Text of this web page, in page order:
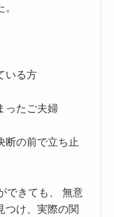
いる方
ったご夫婦
断の前で立ち止
できても、 無意
つけ、実際の関